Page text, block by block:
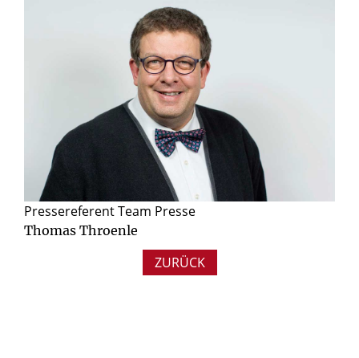
Pressereferent Team Presse
Thomas Throenle
ZURÜCK